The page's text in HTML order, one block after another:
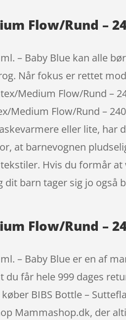
Flow/Rund –
– Baby Blue kan alle
Når fokus er rettet
Medium Flow/Rund –
Medium Flow/Rund –
eller lite, har
at barnevognen
Hvis du formår at
barn tager sig jo også
Flow/Rund –
– Baby Blue er en af
får hele 999 dages
BIBS Bottle –
Mammashop.dk, der